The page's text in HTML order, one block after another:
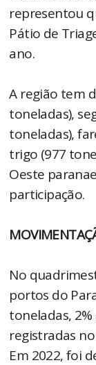
representou
Pátio de
ano.
A região tem
toneladas),
toneladas),
trigo (977
Oeste
participação.
No
portos do
toneladas,
registradas
Em 2022, foi